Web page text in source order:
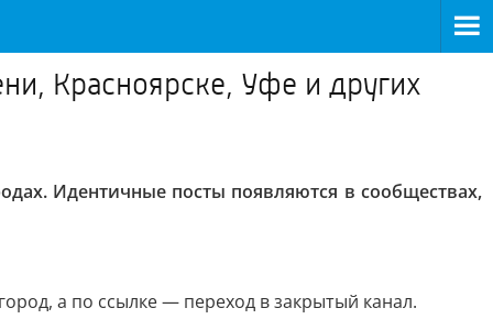
Красноярске, Уфе и других
Идентичные посты появляются в сообществах,
а по ссылке — переход в закрытый канал.